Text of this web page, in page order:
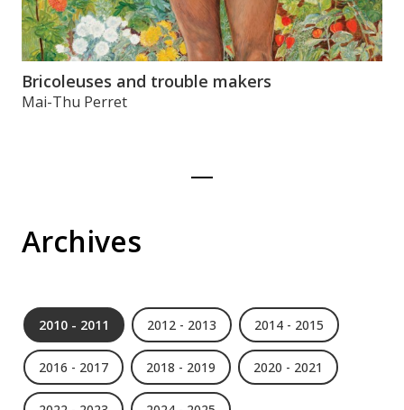
Bricoleuses and trouble makers
Mai-Thu Perret
Archives
2010 - 2011 2012 - 2013 2014 - 2015
2016 - 2017 2018 - 2019 2020 - 2021